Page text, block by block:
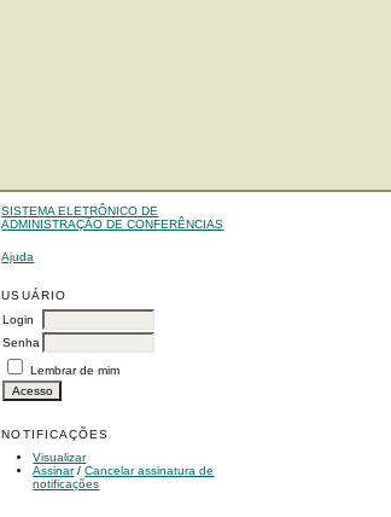
SISTEMA ELETRÔNICO DE
ADMINISTRAÇÃO DE CONFERÊNCIAS
Ajuda
USUÁRIO
Login
Senha
Lembrar de mim
NOTIFICAÇÕES
Visualizar
Assinar/Cancelar assinatura de
notificações